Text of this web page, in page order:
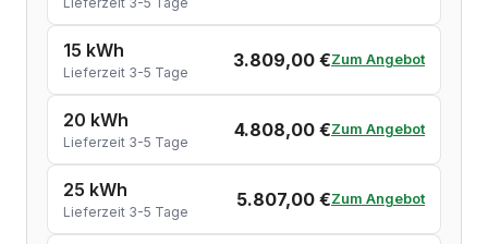
15 kWh
Lieferzeit 3-5 Tage
3.809,00 €Zum Angebot
20 kWh
Lieferzeit 3-5 Tage
4.808,00 €Zum Angebot
25 kWh
Lieferzeit 3-5 Tage
5.807,00 €Zum Angebot